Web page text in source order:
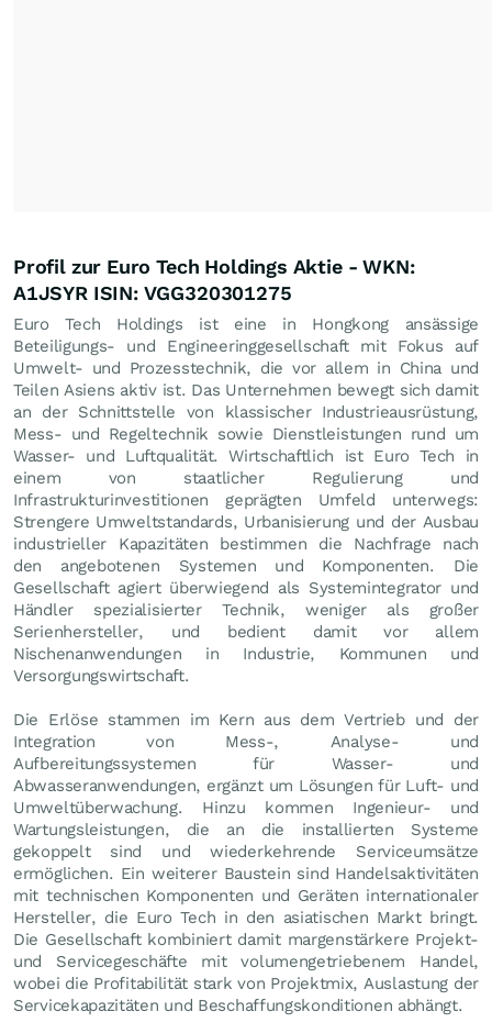
Profil zur Euro Tech Holdings Aktie - WKN:
A1JSYR ISIN: VGG320301275
Euro Tech Holdings ist eine in Hongkong ansässige
Beteiligungs- und Engineeringgesellschaft mit Fokus auf
Umwelt- und Prozesstechnik, die vor allem in China und
Teilen Asiens aktiv ist. Das Unternehmen bewegt sich damit
an der Schnittstelle von klassischer Industrieausrüstung,
Mess- und Regeltechnik sowie Dienstleistungen rund um
Wasser- und Luftqualität. Wirtschaftlich ist Euro Tech in
einem von staatlicher Regulierung und
Infrastrukturinvestitionen geprägten Umfeld unterwegs:
Strengere Umweltstandards, Urbanisierung und der Ausbau
industrieller Kapazitäten bestimmen die Nachfrage nach
den angebotenen Systemen und Komponenten. Die
Gesellschaft agiert überwiegend als Systemintegrator und
Händler spezialisierter Technik, weniger als großer
Serienhersteller, und bedient damit vor allem
Nischenanwendungen in Industrie, Kommunen und
Versorgungswirtschaft.
Die Erlöse stammen im Kern aus dem Vertrieb und der
Integration von Mess-, Analyse- und
Aufbereitungssystemen für Wasser- und
Abwasseranwendungen, ergänzt um Lösungen für Luft- und
Umweltüberwachung. Hinzu kommen Ingenieur- und
Wartungsleistungen, die an die installierten Systeme
gekoppelt sind und wiederkehrende Serviceumsätze
ermöglichen. Ein weiterer Baustein sind Handelsaktivitäten
mit technischen Komponenten und Geräten internationaler
Hersteller, die Euro Tech in den asiatischen Markt bringt.
Die Gesellschaft kombiniert damit margenstärkere Projekt-
und Servicegeschäfte mit volumengetriebenem Handel,
wobei die Profitabilität stark von Projektmix, Auslastung der
Servicekapazitäten und Beschaffungskonditionen abhängt.